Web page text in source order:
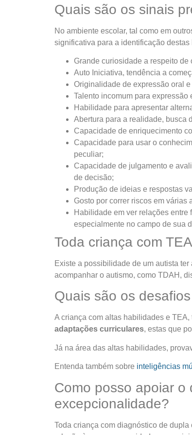
Quais são os sinais
No ambiente escolar, tal como em
significativa para a identificação
Grande curiosidade a respeito
Auto Iniciativa, tendência a
Originalidade de expressão oral
Talento incomum para expressão
Habilidade para apresentar
Abertura para a realidade, busca
Capacidade de enriquecimento
Capacidade para usar o
peculiar;
Capacidade de julgamento e
de decisão;
Produção de ideias e respostas
Gosto por correr riscos em várias
Habilidade em ver relações
especialmente no campo de sua
Toda criança com
Existe a possibilidade de um autista
acompanhar o autismo, como TDAH,
Quais são os
A criança com altas habilidades e
adaptações curriculares, estas que
Já na área das altas habilidades,
Entenda também sobre inteligências
Como posso apoiar o
excepcionalidade?
Toda criança com diagnóstico de